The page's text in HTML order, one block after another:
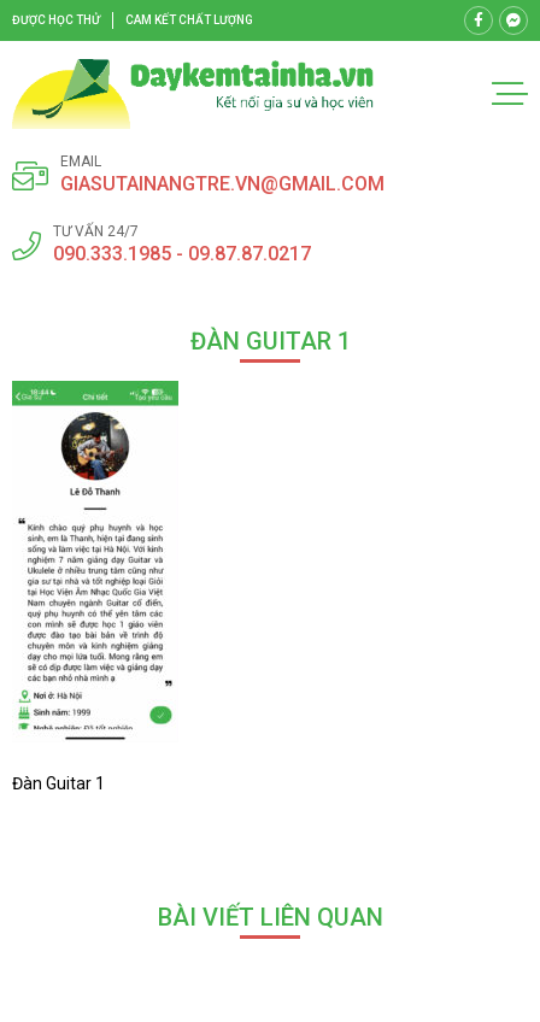
ĐƯỢC HỌC THỬ CAM KẾT CHẤT LƯỢNG
EMAIL
GIASUTAINANGTRE.VN@GMAIL.COM
TƯ VẤN 24/7
090.333.1985 - 09.87.87.0217
ĐÀN GUITAR 1
Đàn Guitar 1
BÀI VIẾT LIÊN QUAN